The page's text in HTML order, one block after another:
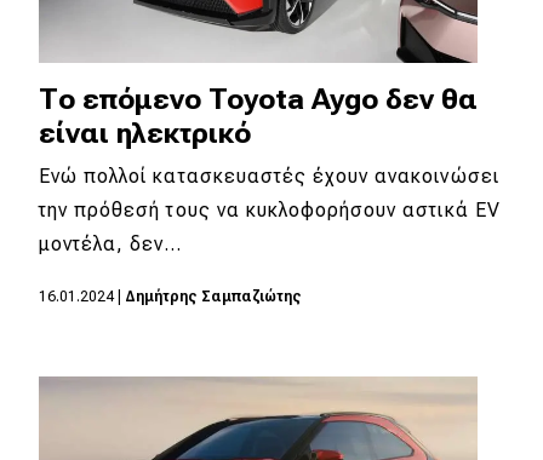
Συγκρίνουμε
Αγώνες
Formula 1
WRC
Το επόμενο Toyota Aygo δεν θα
είναι ηλεκτρικό
Ενώ πολλοί κατασκευαστές έχουν ανακοινώσει
την πρόθεσή τους να κυκλοφορήσουν αστικά EV
μοντέλα, δεν…
16.01.2024| Δημήτρης Σαμπαζιώτης